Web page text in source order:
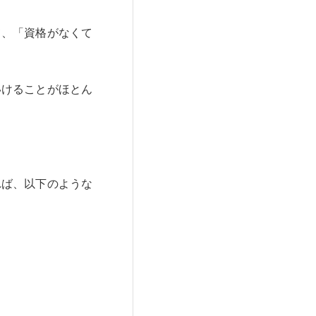
「資格がなくて
ることがほとん
、以下のような